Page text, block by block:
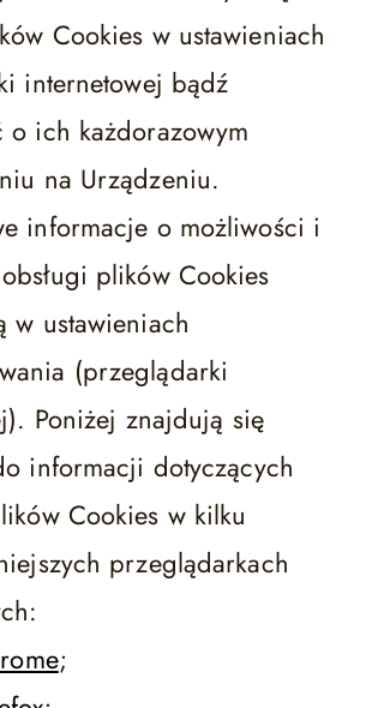
Cookies w ustawieniach
internetowej bądź
o ich każdorazowym
na Urządzeniu.
informacje o możliwości i
plików Cookies
w ustawieniach
(przeglądarki
Poniżej znajdują się
informacji dotyczących
Cookies w kilku
przeglądarkach
;